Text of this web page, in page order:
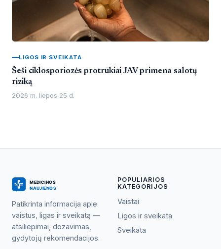
LIGOS IR SVEIKATA
Šeši ciklosporiozės protrūkiai JAV primena salotų
riziką
2026 m. liepos 25 d.
Patikrinta informacija apie
vaistus, ligas ir sveikatą —
atsiliepimai, dozavimas,
gydytojų rekomendacijos.
POPULIARIOS
KATEGORIJOS
Vaistai
Ligos ir sveikata
Sveikata